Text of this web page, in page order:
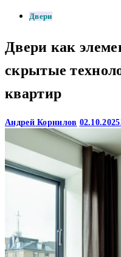
Двери
Двери как
скрытые
квартир
Андрей Корнилов 02.10.2025